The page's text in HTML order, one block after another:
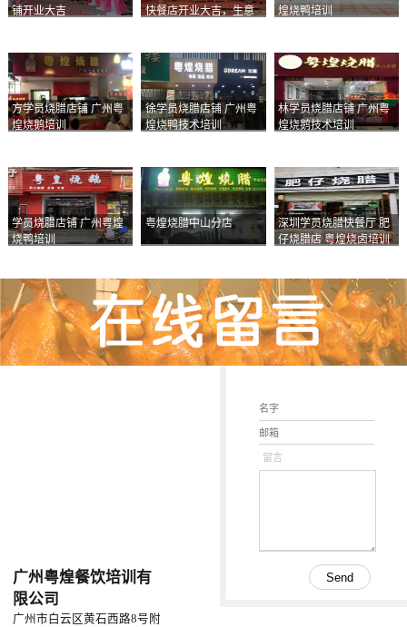
铺开业大吉
快餐店开业大吉，生意
煌烧鸭培训
方学员烧腊店铺 广州粤
煌烧鹅培训
徐学员烧腊店铺 广州粤
煌烧鸭技术培训
林学员烧腊店铺 广州粤
煌烧鹅技术培训
学员烧腊店铺 广州粤煌
烧鸭培训
粤煌烧腊中山分店
深圳学员烧腊快餐厅 肥
仔烧腊店 粤煌烧卤培训
广州粤煌餐饮培训有
限公司
广州市白云区黄石西路8号附
留言